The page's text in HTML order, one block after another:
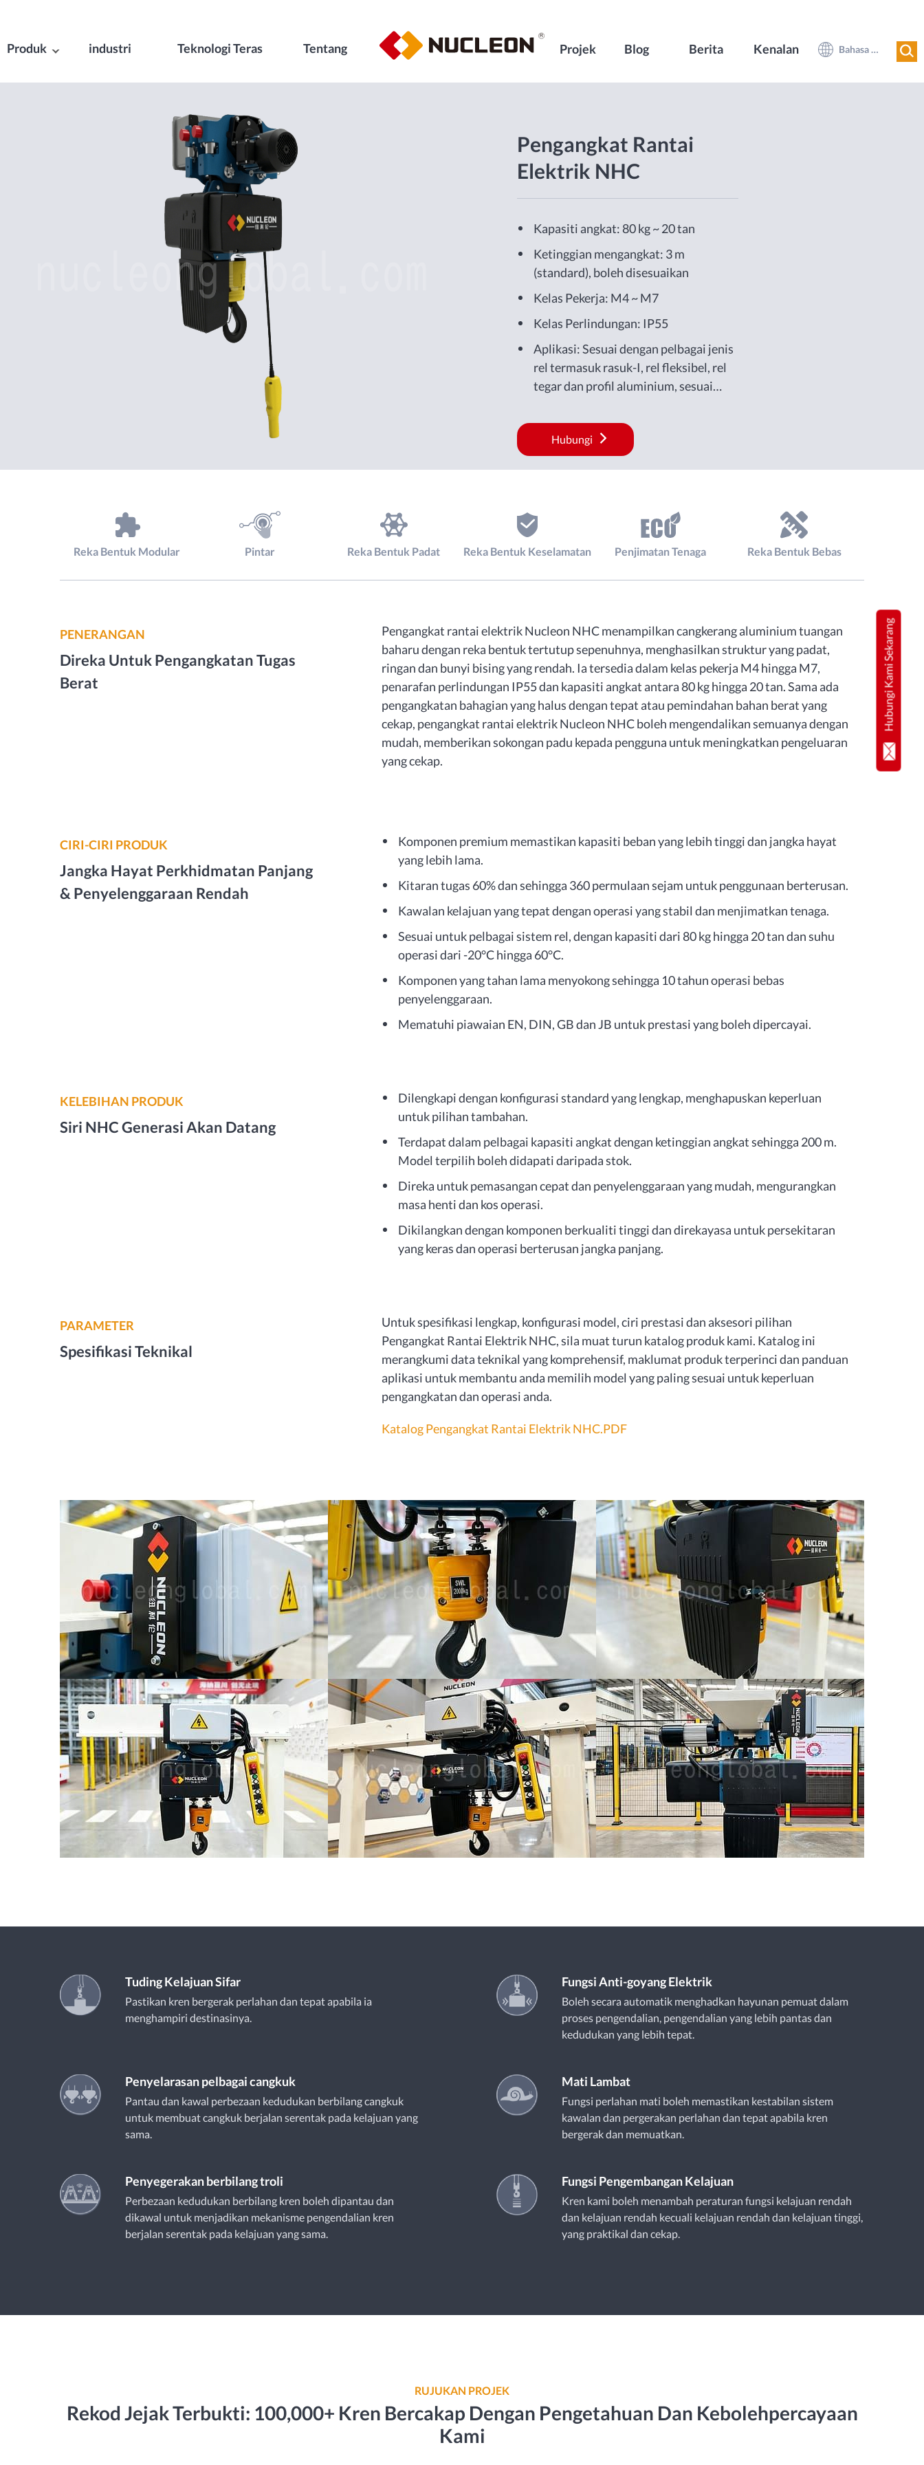
Produk industri Teknologi Teras Tentang Projek Blog Berita Kenalan Bahasa Melayu
Pengangkat Rantai
Elektrik NHC
Kapasiti angkat: 80 kg ~ 20 tan
Ketinggian mengangkat: 3 m
(standard), boleh disesuaikan
Kelas Pekerja: M4 ~ M7
Kelas Perlindungan: IP55
Aplikasi: Sesuai dengan pelbagai jenis
rel termasuk rasuk-I, rel fleksibel, rel
tegar dan profil aluminium, sesuai
pengeluaran.
Hubungi
Reka Bentuk Modular Pintar Reka Bentuk Padat Reka Bentuk Keselamatan Penjimatan Tenaga Reka Bentuk Bebas
PENERANGAN
Direka Untuk Pengangkatan Tugas
Berat
Pengangkat rantai elektrik Nucleon NHC menampilkan cangkerang aluminium tuangan
baharu dengan reka bentuk tertutup sepenuhnya, menghasilkan struktur yang padat,
ringan dan bunyi bising yang rendah. Ia tersedia dalam kelas pekerja M4 hingga M7,
penarafan perlindungan IP55 dan kapasiti angkat antara 80 kg hingga 20 tan. Sama ada
pengangkatan bahagian yang halus dengan tepat atau pemindahan bahan berat yang
cekap, pengangkat rantai elektrik Nucleon NHC boleh mengendalikan semuanya dengan
mudah, memberikan sokongan padu kepada pengguna untuk meningkatkan pengeluaran
yang cekap.
CIRI-CIRI PRODUK
Jangka Hayat Perkhidmatan Panjang
& Penyelenggaraan Rendah
Komponen premium memastikan kapasiti beban yang lebih tinggi dan jangka hayat
yang lebih lama.
Kitaran tugas 60% dan sehingga 360 permulaan sejam untuk penggunaan berterusan.
Kawalan kelajuan yang tepat dengan operasi yang stabil dan menjimatkan tenaga.
Sesuai untuk pelbagai sistem rel, dengan kapasiti dari 80 kg hingga 20 tan dan suhu
operasi dari -20°C hingga 60°C.
Komponen yang tahan lama menyokong sehingga 10 tahun operasi bebas
penyelenggaraan.
Mematuhi piawaian EN, DIN, GB dan JB untuk prestasi yang boleh dipercayai.
KELEBIHAN PRODUK
Siri NHC Generasi Akan Datang
Dilengkapi dengan konfigurasi standard yang lengkap, menghapuskan keperluan
untuk pilihan tambahan.
Terdapat dalam pelbagai kapasiti angkat dengan ketinggian angkat sehingga 200 m.
Model terpilih boleh didapati daripada stok.
Direka untuk pemasangan cepat dan penyelenggaraan yang mudah, mengurangkan
masa henti dan kos operasi.
Dikilangkan dengan komponen berkualiti tinggi dan direkayasa untuk persekitaran
yang keras dan operasi berterusan jangka panjang.
PARAMETER
Spesifikasi Teknikal
Untuk spesifikasi lengkap, konfigurasi model, ciri prestasi dan aksesori pilihan
Pengangkat Rantai Elektrik NHC, sila muat turun katalog produk kami. Katalog ini
merangkumi data teknikal yang komprehensif, maklumat produk terperinci dan panduan
aplikasi untuk membantu anda memilih model yang paling sesuai untuk keperluan
pengangkatan dan operasi anda.
Katalog Pengangkat Rantai Elektrik NHC.PDF
Tuding Kelajuan Sifar
Pastikan kren bergerak perlahan dan tepat apabila ia
menghampiri destinasinya.
Fungsi Anti-goyang Elektrik
Boleh secara automatik menghadkan hayunan pemuat dalam
proses pengendalian, pengendalian yang lebih pantas dan
kedudukan yang lebih tepat.
Penyelarasan pelbagai cangkuk
Pantau dan kawal perbezaan kedudukan berbilang cangkuk
untuk membuat cangkuk berjalan serentak pada kelajuan yang
sama.
Mati Lambat
Fungsi perlahan mati boleh memastikan kestabilan sistem
kawalan dan pergerakan perlahan dan tepat apabila kren
bergerak dan memuatkan.
Penyegerakan berbilang troli
Perbezaan kedudukan berbilang kren boleh dipantau dan
dikawal untuk menjadikan mekanisme pengendalian kren
berjalan serentak pada kelajuan yang sama.
Fungsi Pengembangan Kelajuan
Kren kami boleh menambah peraturan fungsi kelajuan rendah
dan kelajuan rendah kecuali kelajuan rendah dan kelajuan tinggi,
yang praktikal dan cekap.
RUJUKAN PROJEK
Rekod Jejak Terbukti: 100,000+ Kren Bercakap Dengan Pengetahuan Dan Kebolehpercayaan
Kami
Hubungi Kami Sekarang